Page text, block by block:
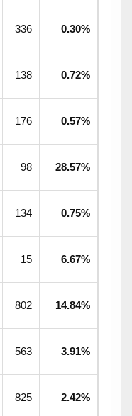
336 0.30%
138 0.72%
176 0.57%
98 28.57%
134 0.75%
15 6.67%
802 14.84%
563 3.91%
825 2.42%